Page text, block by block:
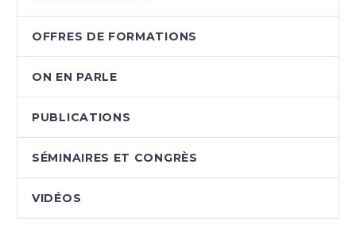
OFFRES DE FORMATIONS
ON EN PARLE
PUBLICATIONS
SÉMINAIRES ET CONGRÈS
VIDÉOS